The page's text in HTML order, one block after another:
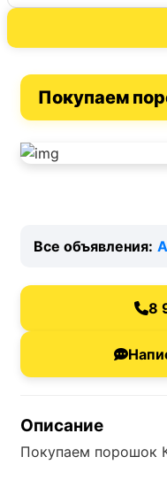
ПЛЮСЫ
ПОДАТЬ
Покупаем
Все объявления:
8
Описание
Покупаем порошок